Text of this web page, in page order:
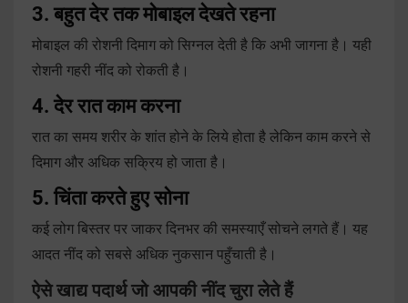
3. बहुत देर तक मोबाइल देखते रहना
मोबाइल की रोशनी दिमाग को सिग्नल देती है कि अभी जागना है। यही
रोशनी गहरी नींद को रोकती है।
4. देर रात काम करना
रात का समय शरीर के शांत होने के लिये होता है लेकिन काम करने से
दिमाग और अधिक सक्रिय हो जाता है।
5. चिंता करते हुए सोना
कई लोग बिस्तर पर जाकर दिनभर की समस्याएँ सोचने लगते हैं। यह
आदत नींद को सबसे अधिक नुकसान पहुँचाती है।
ऐसे खाद्य पदार्थ जो आपकी नींद चुरा लेते हैं